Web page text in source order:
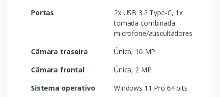
Portas
2x USB 3.2 Type-C, 1x
tomada combinada
microfone/auscultadores
Câmara traseira
Única, 10 MP
Câmara frontal
Única, 2 MP
Sistema operativo
Windows 11 Pro 64 bits